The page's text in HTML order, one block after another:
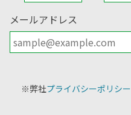
メールアドレス
※弊社プライバシーポリシー